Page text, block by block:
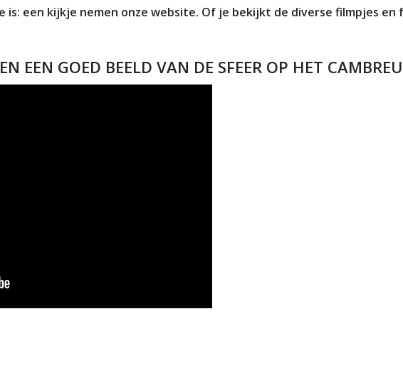
is: een kijkje nemen onze website. Of je bekijkt de diverse filmpjes
EEN GOED BEELD VAN DE SFEER OP HET